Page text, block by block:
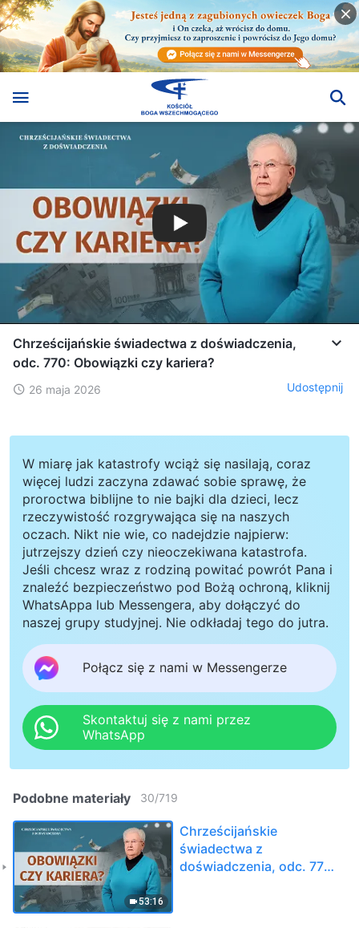
Chrześcijańskie świadectwa z doświadczenia,
odc. 770: Obowiązki czy kariera?
26 maja 2026 Udostępnij
W miarę jak katastrofy wciąż się nasilają, coraz
więcej ludzi zaczyna zdawać sobie sprawę, że
proroctwa biblijne to nie bajki dla dzieci, lecz
rzeczywistość rozgrywająca się na naszych
oczach. Nikt nie wie, co nadejdzie najpierw:
jutrzejszy dzień czy nieoczekiwana katastrofa.
Jeśli chcesz wraz z rodziną powitać powrót Pana i
znaleźć bezpieczeństwo pod Bożą ochroną, kliknij
WhatsAppa lub Messengera, aby dołączyć do
naszej grupy studyjnej. Nie odkładaj tego do jutra.
Połącz się z nami w Messengerze
Skontaktuj się z nami przez
WhatsApp
Podobne materiały 30/719
53:16
Chrześcijańskie
świadectwa z
doświadczenia, odc. 770: